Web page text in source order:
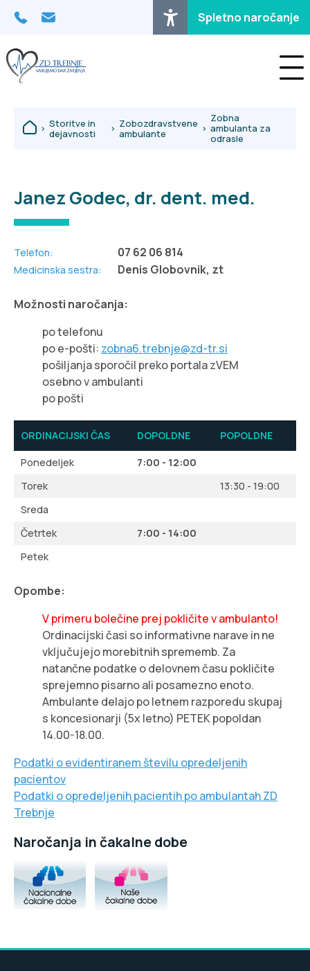
Spletno naročanje
Osrednja vsebina
> Storitve in
dejavnosti
> Zobozdravstvene
ambulante
>
Zobna
ambulanta za
odrasle
Janez Godec, dr. dent. med.
Telefon: 07 62 06 814
Medicinska sestra: Denis Globovnik, zt
Možnosti naročanja:
po telefonu
po e-pošti: zobna6.trebnje@zd-tr.si
pošiljanja sporočil preko portala zVEM
osebno v ambulanti
po pošti
ORDINACIJSKI ČAS DOPOLDNE POPOLDNE
Ponedeljek
7:00 - 12:00
Torek
13:30 - 19:00
Sreda
Četrtek
7:00 - 14:00
Petek
Opombe:
V primeru bolečine prej pokličite v ambulanto!
Ordinacijski časi so informativne narave in ne
vključujejo morebitnih sprememb. Za
natančne podatke o delovnem času pokličite
sprejemno pisarno ali posamezno enoto.
Ambulante delajo po letnem razporedu skupaj
s koncesionarji (5x letno) PETEK popoldan
14.00-18.00.
Podatki o evidentiranem številu opredeljenih
pacientov
Podatki o opredeljenih pacientih po ambulantah ZD
Trebnje
Naročanja in čakalne dobe